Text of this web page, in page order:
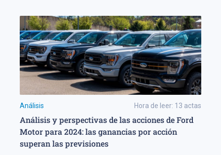
Análisis Hora de leer: 13 actas
Análisis y perspectivas de las acciones de Ford
Motor para 2024: las ganancias por acción
superan las previsiones